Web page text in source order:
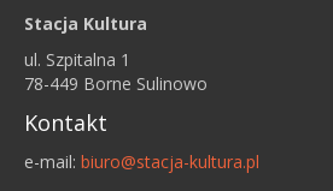
Stacja Kultura
ul. Szpitalna 1
78-449 Borne Sulinowo
Kontakt
e-mail: biuro@stacja-kultura.pl